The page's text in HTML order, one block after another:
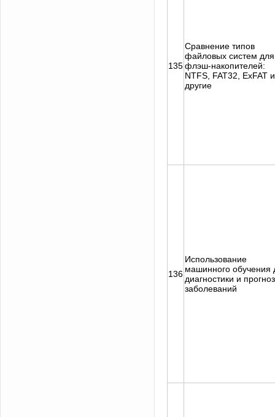
135
Сравнение типов
файловых систем для
флэш-накопителей:
NTFS, FAT32, ExFAT и
другие
136
Использование
машинного обучения
диагностики и
заболеваний